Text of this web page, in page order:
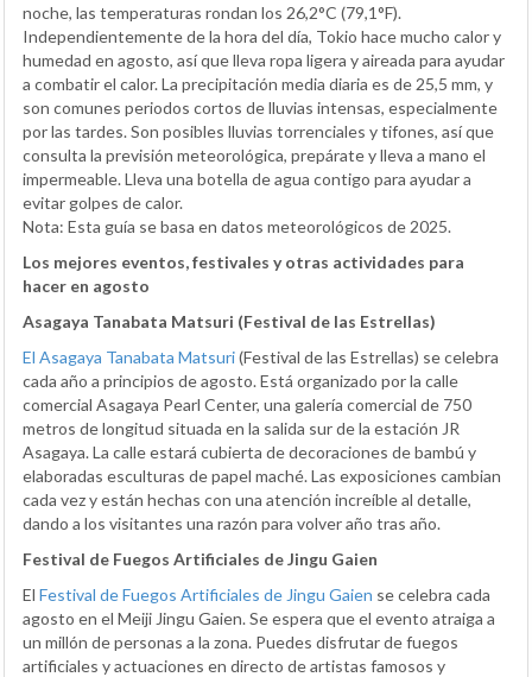
noche, las temperaturas rondan los 26,2°C (79,1°F).
Independientemente de la hora del día, Tokio hace mucho calor y
humedad en agosto, así que lleva ropa ligera y aireada para ayudar
a combatir el calor. La precipitación media diaria es de 25,5 mm, y
son comunes periodos cortos de lluvias intensas, especialmente
por las tardes. Son posibles lluvias torrenciales y tifones, así que
consulta la previsión meteorológica, prepárate y lleva a mano el
impermeable. Lleva una botella de agua contigo para ayudar a
evitar golpes de calor.
Nota: Esta guía se basa en datos meteorológicos de 2025.
Los mejores eventos, festivales y otras actividades para
hacer en agosto
Asagaya Tanabata Matsuri (Festival de las Estrellas)
El Asagaya Tanabata Matsuri(Festival de las Estrellas) se celebra
cada año a principios de agosto. Está organizado por la calle
comercial Asagaya Pearl Center, una galería comercial de 750
metros de longitud situada en la salida sur de la estación JR
Asagaya. La calle estará cubierta de decoraciones de bambú y
elaboradas esculturas de papel maché. Las exposiciones cambian
cada vez y están hechas con una atención increíble al detalle,
dando a los visitantes una razón para volver año tras año.
Festival de Fuegos Artificiales de Jingu Gaien
El Festival de Fuegos Artificiales de Jingu Gaien se celebra cada
agosto en el Meiji Jingu Gaien. Se espera que el evento atraiga a
un millón de personas a la zona. Puedes disfrutar de fuegos
artificiales y actuaciones en directo de artistas famosos y